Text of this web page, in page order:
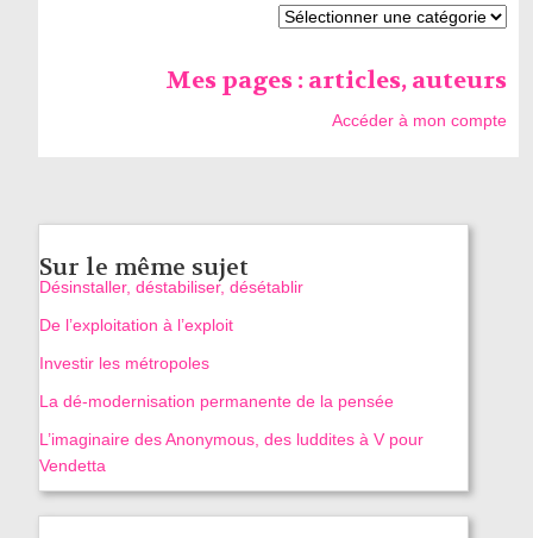
Mes pages : articles, auteurs
Accéder à mon compte
Sur le même sujet
Désinstaller, déstabiliser, désétablir
De l’exploitation à l’exploit
Investir les métropoles
La dé-modernisation permanente de la pensée
L’imaginaire des Anonymous, des luddites à V pour
Vendetta